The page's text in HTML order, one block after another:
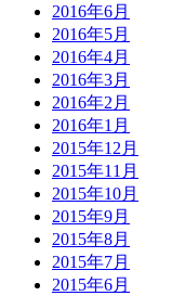
2016年6月
2016年5月
2016年4月
2016年3月
2016年2月
2016年1月
2015年12月
2015年11月
2015年10月
2015年9月
2015年8月
2015年7月
2015年6月